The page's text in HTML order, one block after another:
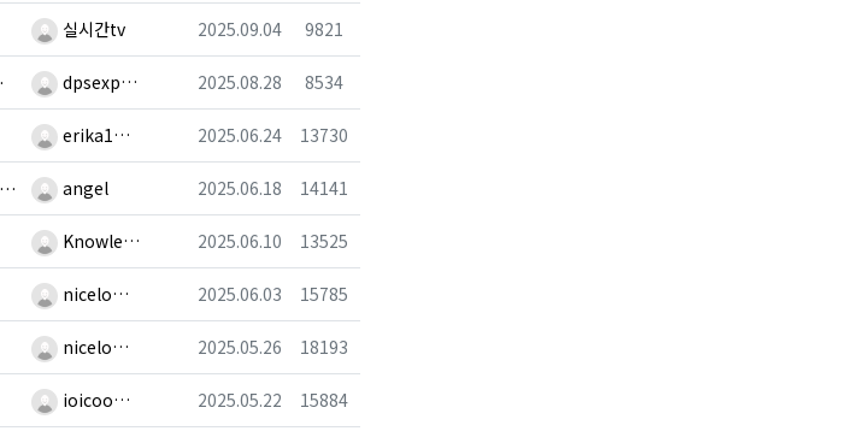
등록자실시간tv 등록일
2025.09.04 조회
9821
등록자dpsexp… 등록일
2025.08.28 조회
8534
등록자erika1… 등록일
2025.06.24 조회
13730
등록자angel 등록일
2025.06.18 조회
14141
등록자Knowle… 등록일
2025.06.10 조회
13525
등록자nicelo… 등록일
2025.06.03 조회
15785
등록자nicelo… 등록일
2025.05.26 조회
18193
등록자ioicoo… 등록일
2025.05.22 조회
15884